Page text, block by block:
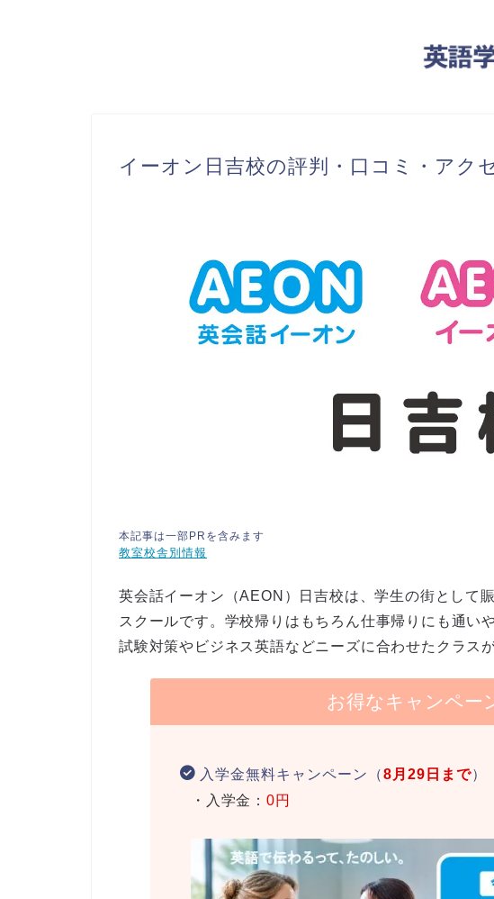
イーオン日吉校の評判・口コミ・アク
本記事は一部PRを含みます
教室校舎別情報
英会話イーオン（AEON）日吉校は、学生の街として
スクールです。学校帰りはもちろん仕事帰りにも通い
試験対策やビジネス英語などニーズに合わせたクラス
お得なキャンペー
入学金無料キャンペーン（8月29日まで）
・入学金： 0円